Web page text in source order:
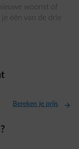
woonst of
één van de drie
Bereken je prijs